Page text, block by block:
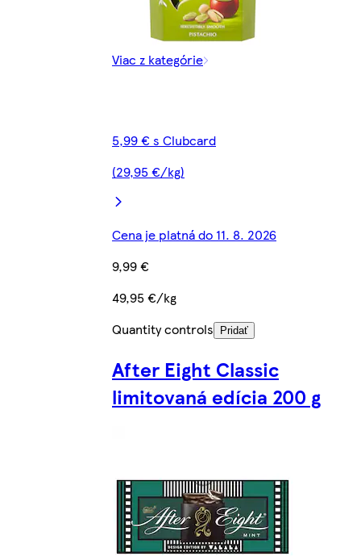
Viac z kategórie
5,99 € s Clubcard
(29,95 €/kg)
Cena je platná do 11. 8. 2026
9,99 €
49,95 €/kg
Quantity controls
Pridať
After Eight Classic
limitovaná edícia 200 g